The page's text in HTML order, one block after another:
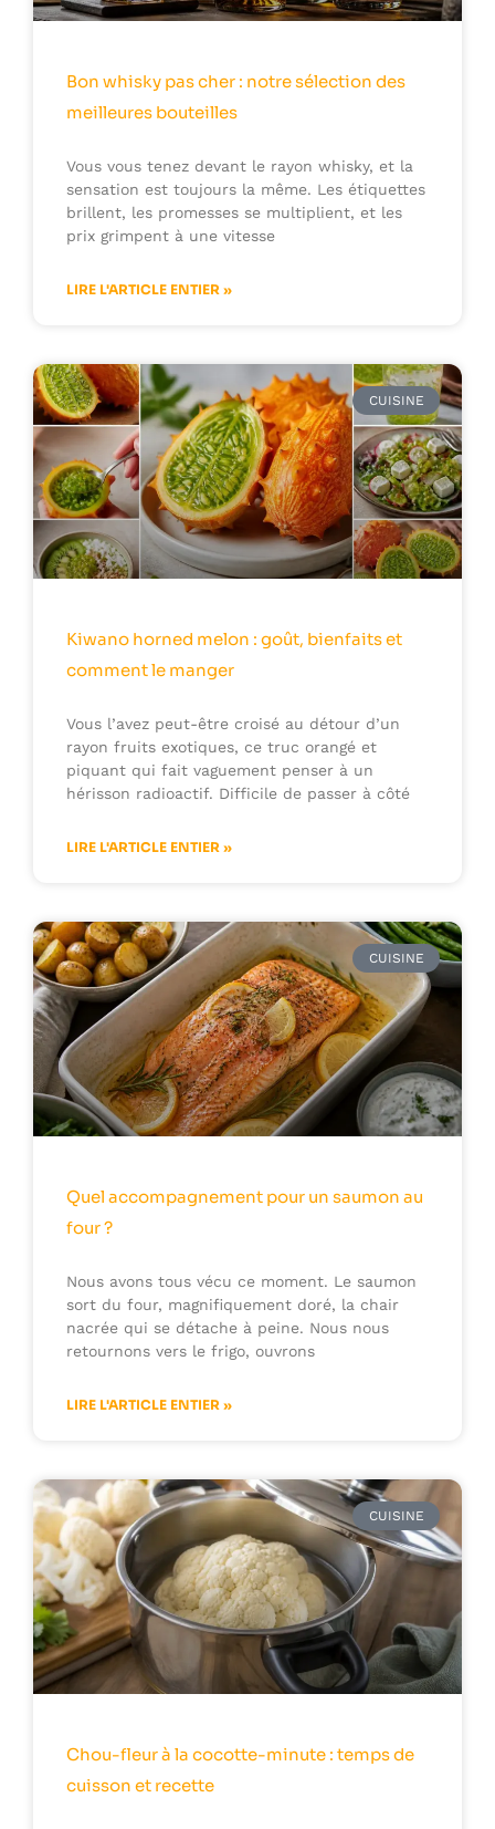
Bon whisky pas cher : notre sélection des
meilleures bouteilles
Vous vous tenez devant le rayon whisky, et la
sensation est toujours la même. Les étiquettes
brillent, les promesses se multiplient, et les
prix grimpent à une vitesse
LIRE L'ARTICLE ENTIER »
CUISINE
Kiwano horned melon : goût, bienfaits et
comment le manger
Vous l’avez peut-être croisé au détour d’un
rayon fruits exotiques, ce truc orangé et
piquant qui fait vaguement penser à un
hérisson radioactif. Difficile de passer à côté
LIRE L'ARTICLE ENTIER »
CUISINE
Quel accompagnement pour un saumon au
four ?
Nous avons tous vécu ce moment. Le saumon
sort du four, magnifiquement doré, la chair
nacrée qui se détache à peine. Nous nous
retournons vers le frigo, ouvrons
LIRE L'ARTICLE ENTIER »
CUISINE
Chou-fleur à la cocotte-minute : temps de
cuisson et recette